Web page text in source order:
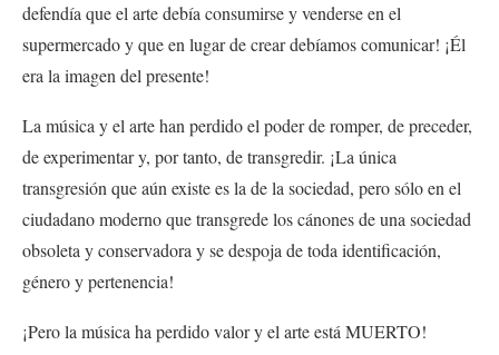
defendía que el arte debía consumirse y venderse en el
supermercado y que en lugar de crear debíamos comunicar! ¡Él
era la imagen del presente!
La música y el arte han perdido el poder de romper, de preceder,
de experimentar y, por tanto, de transgredir. ¡La única
transgresión que aún existe es la de la sociedad, pero sólo en el
ciudadano moderno que transgrede los cánones de una sociedad
obsoleta y conservadora y se despoja de toda identificación,
género y pertenencia!
¡Pero la música ha perdido valor y el arte está MUERTO!